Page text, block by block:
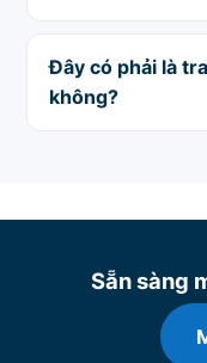
Đây có phải là
không?
Sẵn sàng